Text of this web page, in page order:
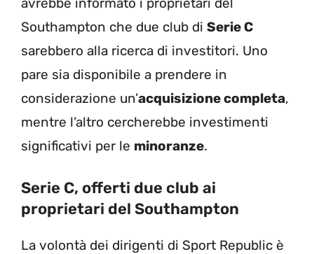
Southampton che due club di Serie C
sarebbero alla ricerca di investitori. Uno
pare sia disponibile a prendere in
considerazione un’acquisizione completa,
mentre l’altro cercherebbe investimenti
significativi per le minoranze.
Serie C, offerti due club ai
proprietari del Southampton
La volontà dei dirigenti di Sport Republic è